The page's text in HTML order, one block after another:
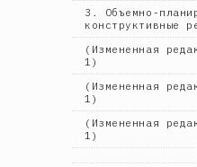
3. Объемно-
конструктивные
(Измененная
1)
(Измененная
1)
(Измененная
1)